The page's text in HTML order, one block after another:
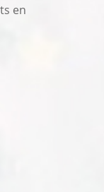
en